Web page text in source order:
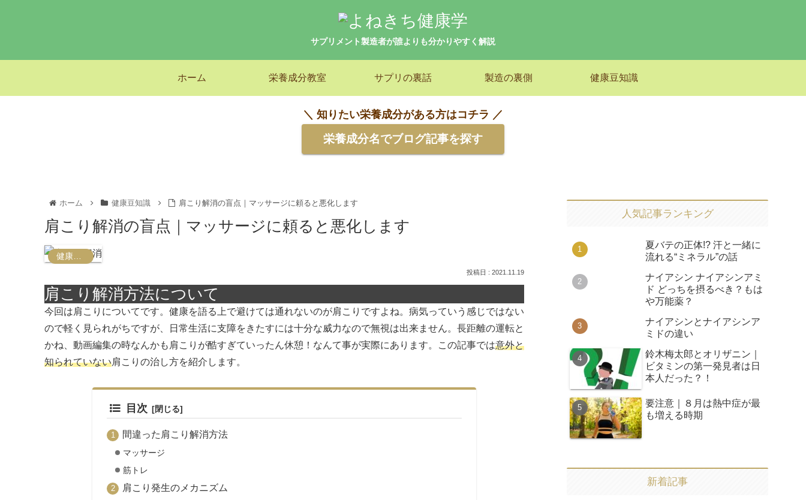
サプリメント製造者が誰よりも分かりやすく解説
ホーム 栄養成分教室 サプリの裏話 製造の裏側 健康豆知識
＼ 知りたい栄養成分がある方はコチラ ／
栄養成分名でブログ記事を探す
ホーム 健康豆知識 肩こり解消の盲点｜マッサージに頼ると悪化します
肩こり解消の盲点｜マッサージに頼ると悪化します
健康豆知識
2021.11.19
肩こり解消方法について
今回は肩こりについてです。健康を語る上で避けては通れないのが肩こりですよね。病気っていう感じではない
ので軽く見られがちですが、日常生活に支障をきたすには十分な威力なので無視は出来ません。長距離の運転と
かね、動画編集の時なんかも肩こりが酷すぎていったん休憩！なんて事が実際にあります。この記事では意外と
知られていない肩こりの治し方を紹介します。
目次
間違った肩こり解消方法
マッサージ
筋トレ
肩こり発生のメカニズム
人気記事ランキング
夏バテの正体!? 汗と一緒に
流れる“ミネラル”の話
ナイアシン ナイアシンアミ
ド どっちを摂るべき？もは
や万能薬？
ナイアシンとナイアシンア
ミドの違い
鈴木梅太郎とオリザニン｜
ビタミンの第一発見者は日
本人だった？！
要注意｜８月は熱中症が最
も増える時期
新着記事